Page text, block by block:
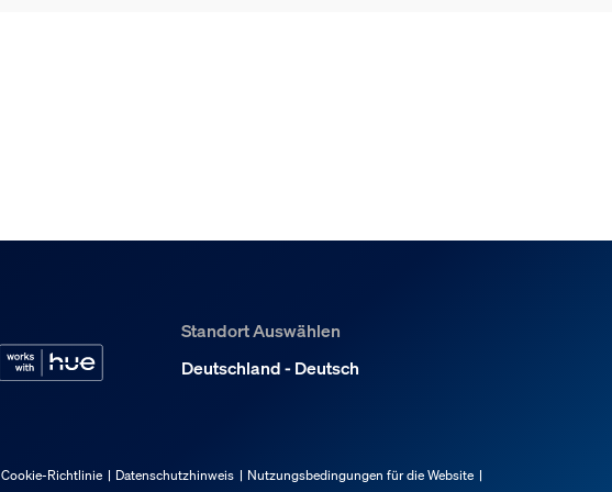
Standort Auswählen
Deutschland - Deutsch
Cookie-Richtlinie Datenschutzhinweis
Nutzungsbedingungen für die Website